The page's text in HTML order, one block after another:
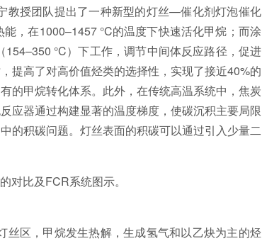
授团队提出了一种新型的灯丝—催化剂灯泡催化
，在1000–1457 °C的温度下快速活化甲烷；而涂
°C）下工作，调节中间体反应路径，促进
提高了对高价值烃类的选择性，实现了接近40%的
的甲烷转化体系。此外，在传统高温系统中，焦炭
应器通过构建显著的温度梯度，使碳沉积主要局限
的积碳问题。灯丝表面的积碳可以通过引入少量二
比及FCR系统图示。
区，甲烷发生热解，生成氢气和以乙炔为主的烃